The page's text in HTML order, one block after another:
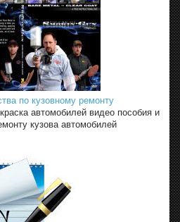
по кузовному ремонту
автомобилей видео пособия и
кузова автомобилей